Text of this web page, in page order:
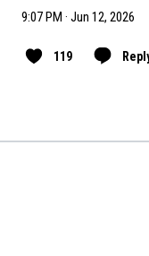
9:07 PM · Jun 12, 2026
119